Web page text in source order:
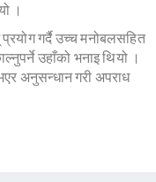
।
गर्दै उच्च मनोबलसहित
उहाँको भनाइ थियो ।
अनुसन्धान गरी अपराध